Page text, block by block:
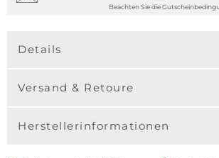
Beachten Sie die
Details
Versand & Retoure
Herstellerinformationen